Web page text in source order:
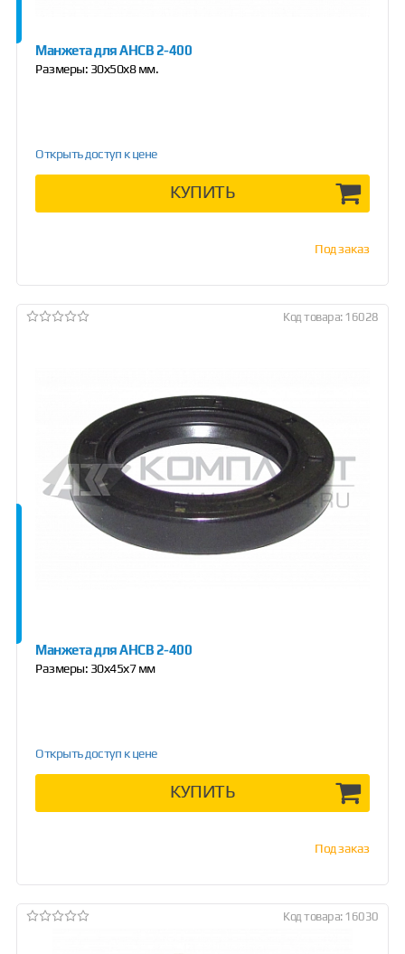
Манжета для АНСВ 2-400
Размеры: 30х50х8 мм.
Открыть доступ к цене
КУПИТЬ
Под заказ
Код товара: 16028
Манжета для АНСВ 2-400
Размеры: 30х45х7 мм
Открыть доступ к цене
КУПИТЬ
Под заказ
Код товара: 16030